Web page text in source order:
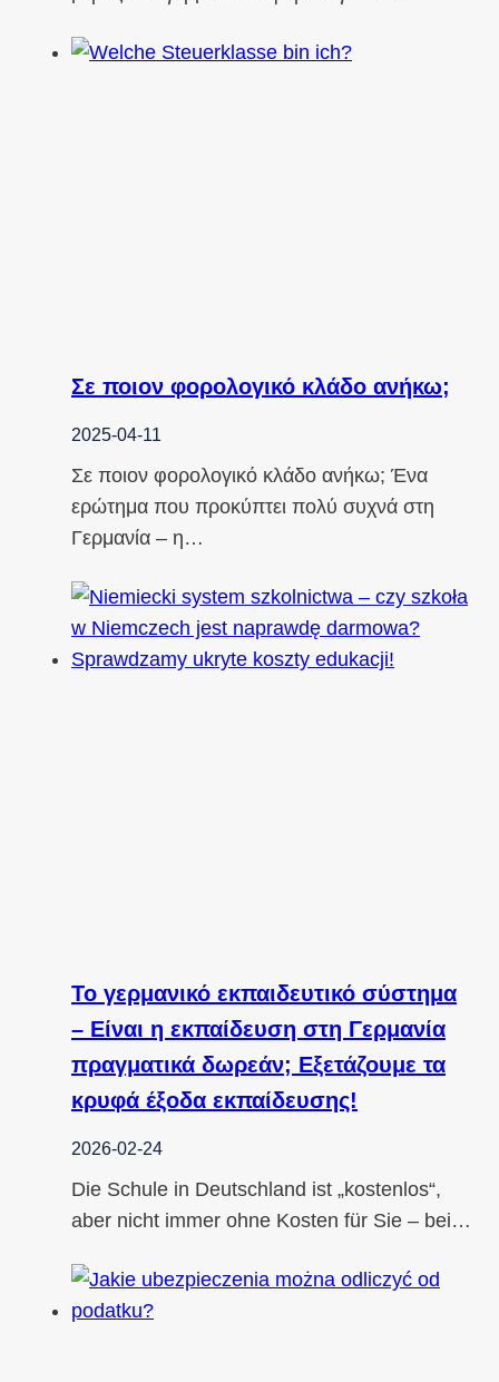
Σε ποιον φορολογικό κλάδο ανήκω;
2025-04-11
Σε ποιον φορολογικό κλάδο ανήκω; Ένα
ερώτημα που προκύπτει πολύ συχνά στη
Γερμανία – η…
Το γερμανικό εκπαιδευτικό σύστημα
– Είναι η εκπαίδευση στη Γερμανία
πραγματικά δωρεάν; Εξετάζουμε τα
κρυφά έξοδα εκπαίδευσης!
2026-02-24
Die Schule in Deutschland ist „kostenlos“,
aber nicht immer ohne Kosten für Sie – bei…